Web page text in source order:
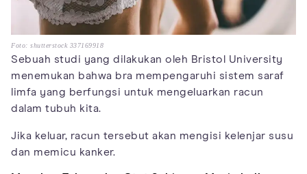
Foto: shutterstock 337169918
Sebuah studi yang dilakukan oleh Bristol University
menemukan bahwa bra mempengaruhi sistem saraf
limfa yang berfungsi untuk mengeluarkan racun
dalam tubuh kita.
Jika keluar, racun tersebut akan mengisi kelenjar susu
dan memicu kanker.